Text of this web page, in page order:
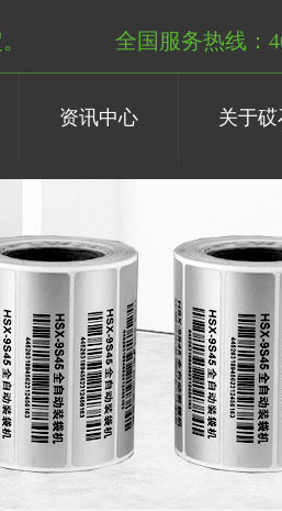
全国服务热线：
资讯中心 关于砹